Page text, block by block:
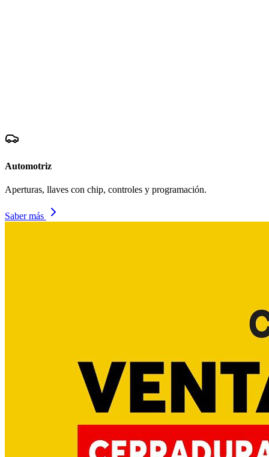
Automotriz
Aperturas, llaves con chip, controles y programación.
Saber más